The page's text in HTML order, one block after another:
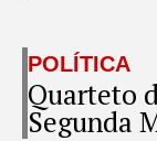
POLÍTICA
Quarteto
Segunda